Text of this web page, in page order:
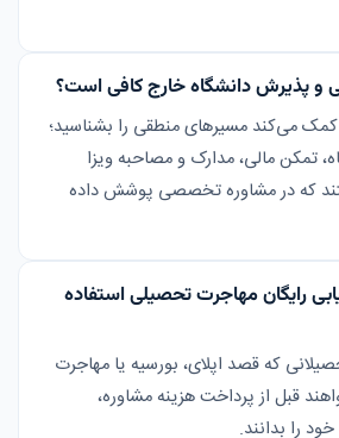
و پذیرش دانشگاه خارج کافی است؟
کمک می‌کند مسیرهای منطقی را بشناسید؛
تمکن مالی، مدارک و مصاحبه ویزا
که در مشاوره تخصصی پوشش داده
رایگان مهاجرت تحصیلی استفاده
که قصد اپلای، بورسیه یا مهاجرت
قبل از پرداخت هزینه مشاوره،
را بدانند.